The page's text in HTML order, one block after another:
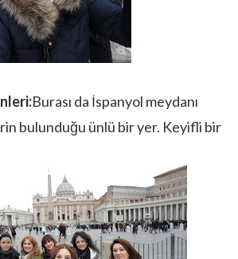
Burası da İspanyol meydanı
bulunduğu ünlü bir yer. Keyifli bir